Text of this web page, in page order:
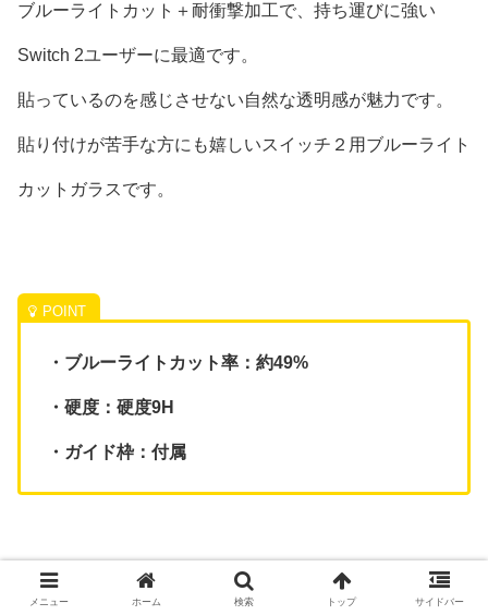
ブルーライトカット＋耐衝撃加工で、持ち運びに強い
Switch 2ユーザーに最適です。
貼っているのを感じさせない自然な透明感が魅力です。
貼り付けが苦手な方にも嬉しいスイッチ２用ブルーライト
カットガラスです。
・ブルーライトカット率：約49%
・硬度：硬度9H
・ガイド枠：付属
メニュー ホーム 検索 トップ サイドバー